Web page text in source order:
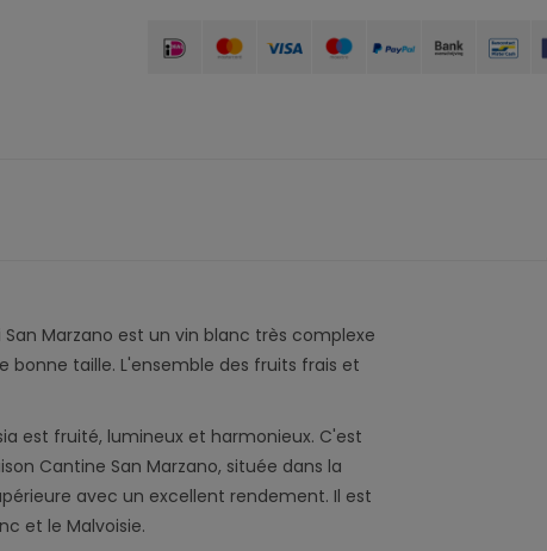
San Marzano est un vin blanc très complexe
taille. L'ensemble des fruits frais et
est fruité, lumineux et harmonieux. C'est
Cantine San Marzano, située dans la
avec un excellent rendement. Il est
et le Malvoisie.